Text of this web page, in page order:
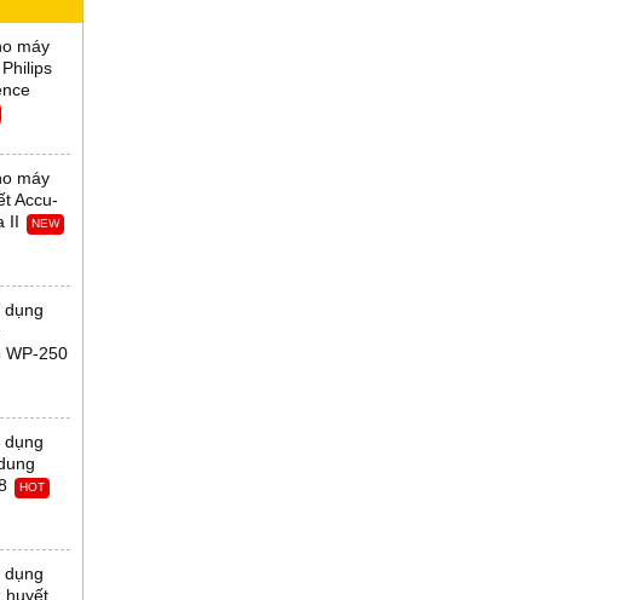
máy
máy
Accu-
II
NEW
WP-250
HOT
huyết